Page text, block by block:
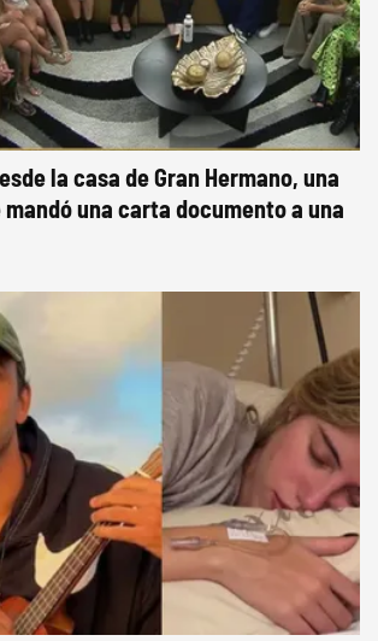
la casa de Gran Hermano, una
una carta documento a una